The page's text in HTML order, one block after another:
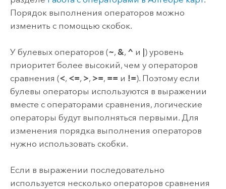
Порядок выполнения операторов можно
изменить с помощью скобок.
У булевых операторов (~, &, ^ и |) уровень
приоритет более высокий, чем у операторов
сравнения (<, <=, >, >=, == и !=). Поэтому если
булевы операторы используются в выражении
вместе с операторами сравнения, логические
операторы будут выполняться первыми. Для
изменения порядка выполнения операторов
нужно использовать скобки.
Если в выражении последовательно
используется несколько операторов сравнения